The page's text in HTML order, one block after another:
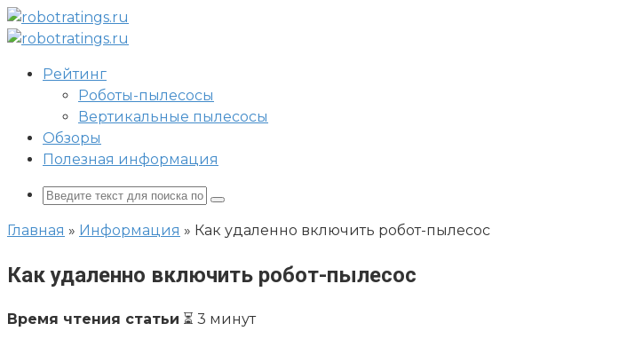
Перейти
к
Рейтинг
Роботы-пылесосы
Вертикальные пылесосы
Обзоры
Полезная информация
Поиск:
Главная » Информация » Как удаленно включить робот-пылесос
Как удаленно включить робот-пылесос
Время чтения статьи ⏳ 3 минут